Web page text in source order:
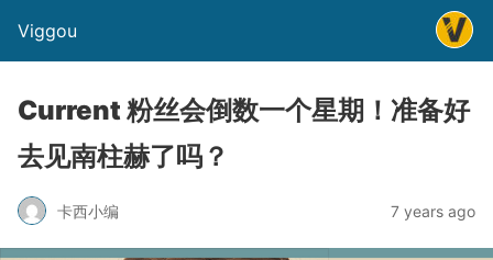
Viggou
Current 粉丝会倒数一个星期！准备好
去见南柱赫了吗？
卡西小编 7 years ago